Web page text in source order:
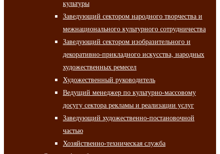
культуры
Заведующий сектором народного творчества и
межнационального культурного сотрудничества
Заведующий сектором изобразительного и
декоративно-прикладного искусства, народных
художественных ремесел
Художественный руководитель
Ведущий менеджер по культурно-массовому
досугу сектора рекламы и реализации услуг
Заведующий художественно-постановочной
частью
Хозяйственно-техническая служба